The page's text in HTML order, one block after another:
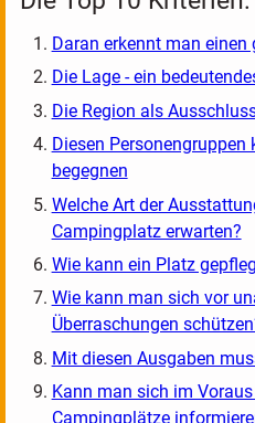
Daran erkennt man
Die Lage - ein
Die Region als
Diesen
begegnen
Welche Art der
Campingplatz erwarten?
Wie kann ein Platz
Wie kann man sich vor
Überraschungen
Mit diesen Ausgaben
Kann man sich im
Campingplätze